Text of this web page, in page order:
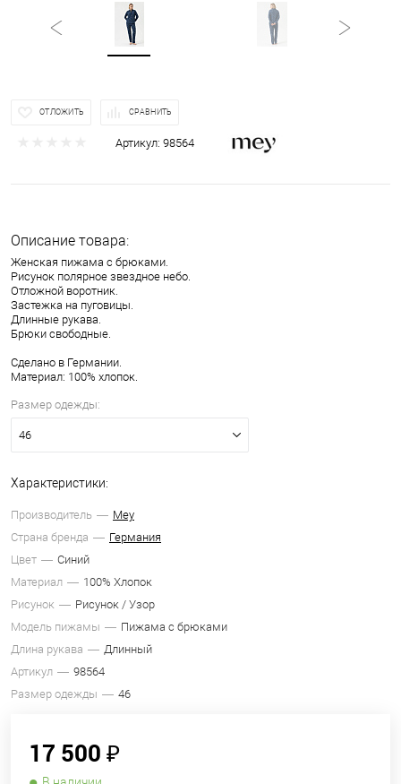
ОТЛОЖИТЬ СРАВНИТЬ
Артикул: 98564
Описание товара:
Женская пижама с брюками.
Рисунок полярное звездное небо.
Отложной воротник.
Застежка на пуговицы.
Длинные рукава.
Брюки свободные.
Сделано в Германии.
Материал: 100% хлопок.
Размер одежды:
46
Характеристики:
Производитель
Mey
Страна бренда
Германия
Цвет
Синий
Материал
100% Хлопок
Рисунок
Рисунок / Узор
Модель пижамы
Пижама с брюками
Длина рукава
Длинный
Артикул
98564
Размер одежды
46
17 500 ₽